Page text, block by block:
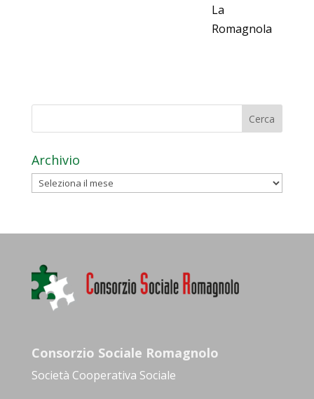
La
Romagnola
Archivio
Archivio
Consorzio Sociale Romagnolo
Società Cooperativa Sociale